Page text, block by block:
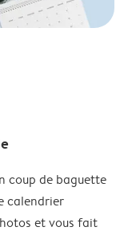
coup de baguette
calendrier
et vous fait